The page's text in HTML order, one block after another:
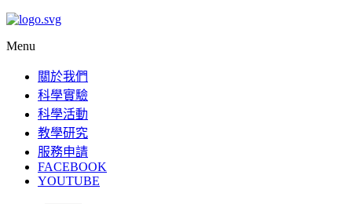
Menu
關於我們
科學實驗
科學活動
教學研究
服務申請
FACEBOOK
YOUTUBE